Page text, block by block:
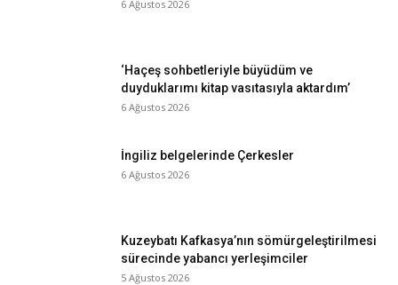
6 Ağustos 2026
‘Haçeş sohbetleriyle büyüdüm ve
duyduklarımı kitap vasıtasıyla aktardım’
6 Ağustos 2026
İngiliz belgelerinde Çerkesler
6 Ağustos 2026
Kuzeybatı Kafkasya’nın sömürgeleştirilmesi
sürecinde yabancı yerleşimciler
5 Ağustos 2026